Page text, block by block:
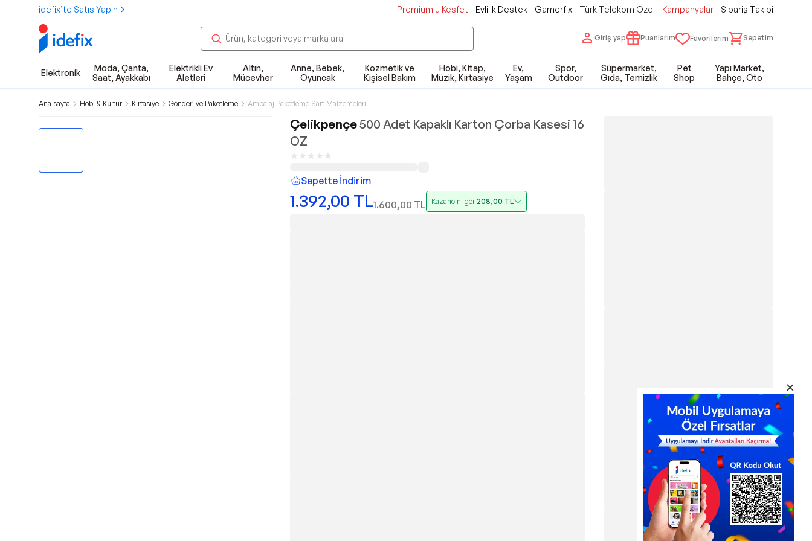
idefix’te Satış Yapın Premium'u Keşfet Evlilik Destek Gamerfix Türk Telekom Özel Kampanyalar Sipariş Takibi
Giriş yap Puanlarım Favorilerim Sepetim
Elektronik
Moda, Çanta,
Saat, Ayakkabı
Elektrikli Ev
Aletleri
Altın,
Mücevher
Anne, Bebek,
Oyuncak
Kozmetik ve
Kişisel Bakım
Hobi, Kitap,
Müzik, Kırtasiye
Ev,
Yaşam
Spor,
Outdoor
Süpermarket,
Gıda, Temizlik
Pet
Shop
Yapı Market,
Bahçe, Oto
Ana sayfa Hobi & Kültür Kırtasiye Gönderi ve Paketleme Ambalaj Paketleme Sarf Malzemeleri
Çelikpençe500 Adet Kapaklı Karton Çorba Kasesi 16
OZ
Sepette İndirim
1.392,00 TL1.600,00 TL Kazancını gör208,00 TL